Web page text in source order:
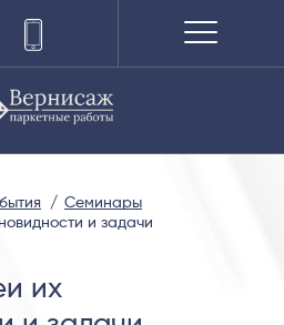
Семинары
и задачи
их